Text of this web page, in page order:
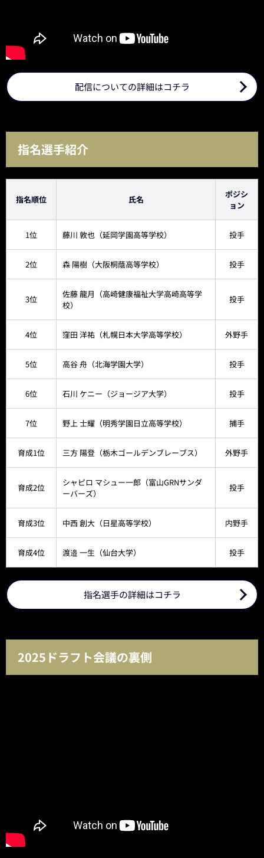
配信についての詳細はコチラ
指名選手紹介
指名順位 氏名
ポジシ
ョン
1位 藤川 敦也（延岡学園高等学校） 投手
2位 森 陽樹（大阪桐蔭高等学校） 投手
3位
佐藤 龍月（高崎健康福祉大学高崎高等学
校）
投手
4位 窪田 洋祐（札幌日本大学高等学校） 外野手
5位 高谷 舟（北海学園大学） 投手
6位 石川 ケニー（ジョージア大学） 投手
7位 野上 士耀（明秀学園日立高等学校） 捕手
育成1位 三方 陽登（栃木ゴールデンブレーブス） 外野手
育成2位
シャピロ マシュー一郎（富山GRNサンダ
ーバーズ）
投手
育成3位 中西 創大（日星高等学校） 内野手
育成4位 渡邉 一生（仙台大学） 投手
指名選手の詳細はコチラ
2025ドラフト会議の裏側